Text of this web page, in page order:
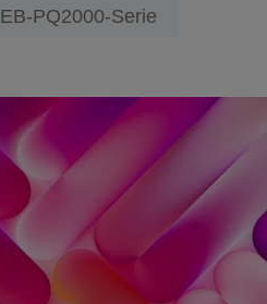
EB-PQ2000-Serie